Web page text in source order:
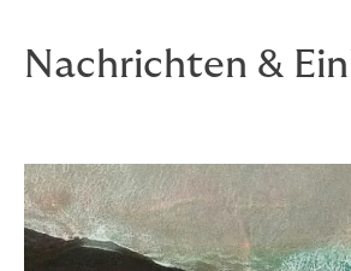
Nachrichten &